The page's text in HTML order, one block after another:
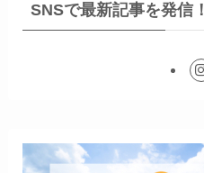
SNSで最新記事を発信！